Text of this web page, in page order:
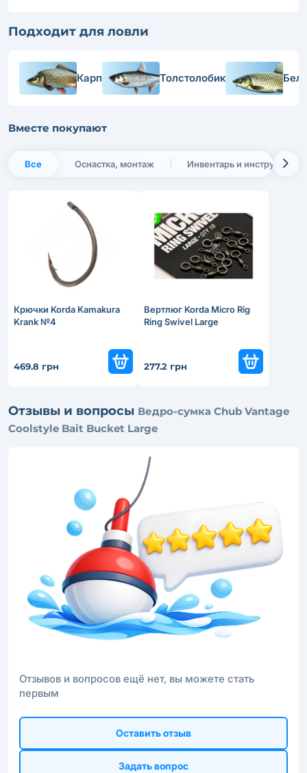
Подходит для ловли
Карп Толстолобик
Вместе покупают
Все Оснастка, монтаж Инвентарь и инструменты
Крючки Korda Kamakura
Krank №4
469.8 грн
Вертлюг Korda Micro Rig
Ring Swivel Large
277.2 грн
Отзывы и вопросы Ведро-сумка Chub Vantage
Coolstyle Bait Bucket Large
Отзывов и вопросов ещё нет, вы можете стать
первым
Оставить отзыв
Задать вопрос